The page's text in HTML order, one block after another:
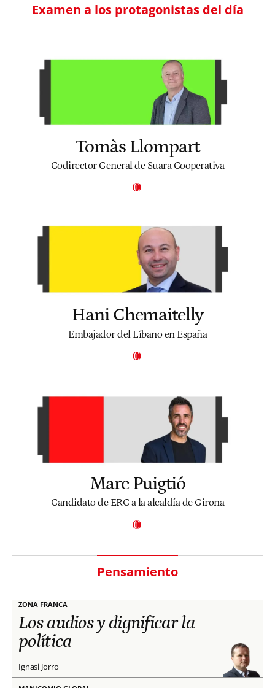
Examen a los protagonistas del día
Tomàs Llompart
Codirector General de Suara Cooperativa
Hani Chemaitelly
Embajador del Líbano en España
Marc Puigtió
Candidato de ERC a la alcaldía de Girona
Pensamiento
ZONA FRANCA
Los audios y dignificar la
política
Ignasi Jorro